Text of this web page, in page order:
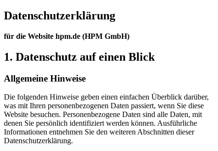
Datenschutzerklärung
für die Website hpm.de (HPM GmbH)
1. Datenschutz auf einen Blick
Allgemeine Hinweise
Die folgenden Hinweise geben einen einfachen Überblick darüber,
was mit Ihren personenbezogenen Daten passiert, wenn Sie diese
Website besuchen. Personenbezogene Daten sind alle Daten, mit
denen Sie persönlich identifiziert werden können. Ausführliche
Informationen entnehmen Sie den weiteren Abschnitten dieser
Datenschutzerklärung.